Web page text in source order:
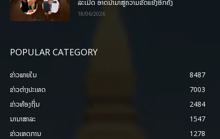
ລະເມີດ ອາດນໍາມາສູ່ຄວາມຂັດແຍ້ງອີກຄັ້ງ
18/06/2026
POPULAR CATEGORY
ຂ່າວພາຍ​ໃນ
8487
ຂ່າວຕ່າງປະເທດ
7003
ຂ່າວທ້ອງຖິ່ນ
2484
ນານາສາລະ
1547
ຂ່າວເຫດການ
1278